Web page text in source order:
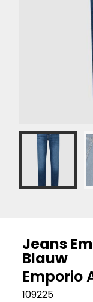
Jeans
Blauw
Emporio
109225